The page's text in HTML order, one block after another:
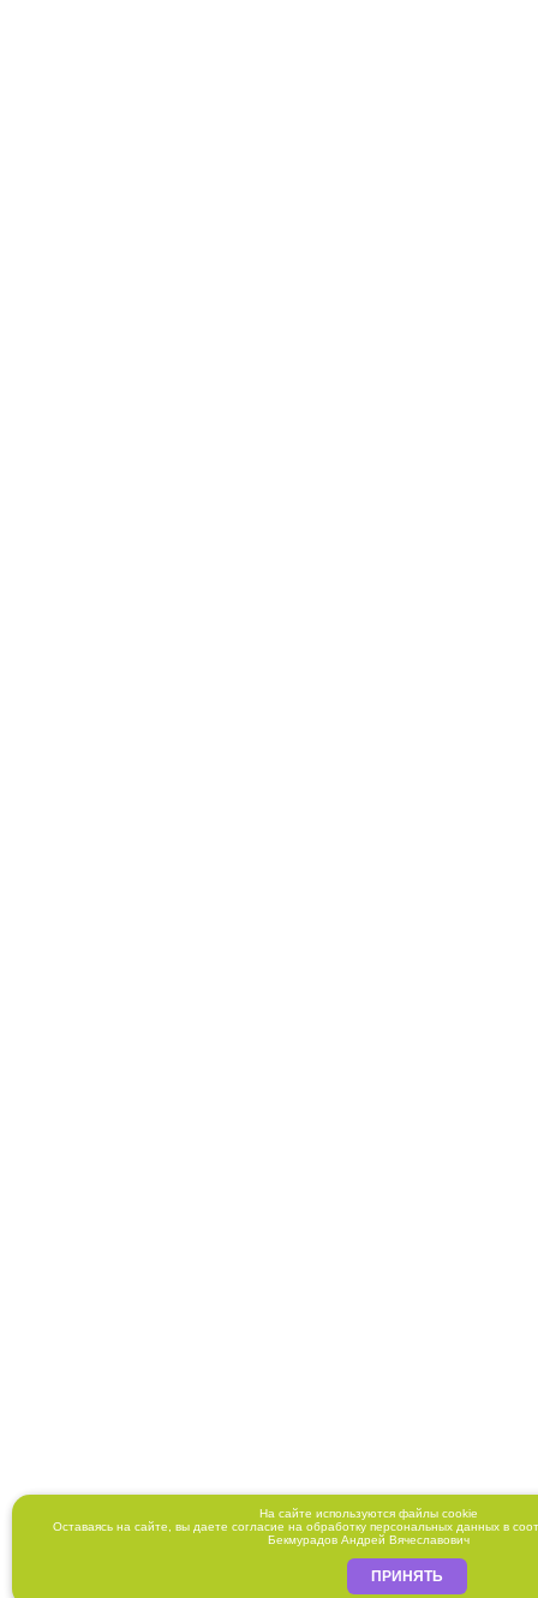
На сайте используются файлы cookie
Оставаясь на сайте, вы даете согласие на обработку персональных данных в
Бекмурадов Андрей Вячеславович
ПРИНЯТЬ